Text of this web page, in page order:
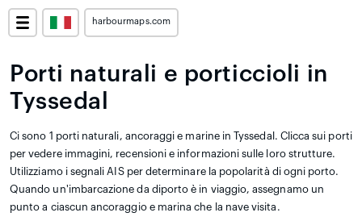
harbourmaps.com
Porti naturali e porticcioli in
Tyssedal
Ci sono 1 porti naturali, ancoraggi e marine in Tyssedal. Clicca sui porti
per vedere immagini, recensioni e informazioni sulle loro strutture.
Utilizziamo i segnali AIS per determinare la popolarità di ogni porto.
Quando un'imbarcazione da diporto è in viaggio, assegnamo un
punto a ciascun ancoraggio e marina che la nave visita.